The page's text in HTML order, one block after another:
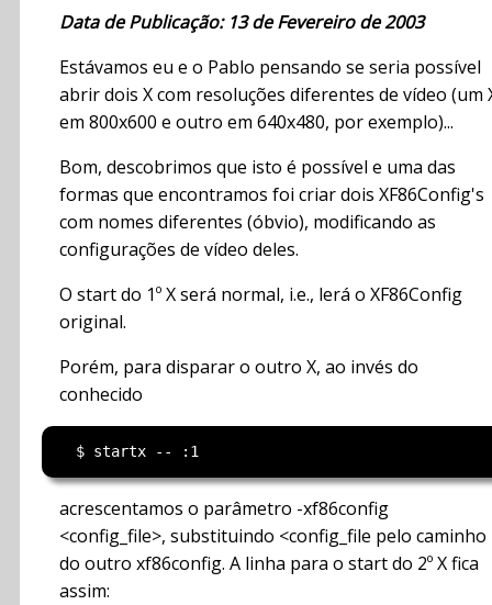
Data de Publicação: 13 de Fevereiro de 2003
Estávamos eu e o Pablo pensando se seria possível
abrir dois X com resoluções diferentes de vídeo (um
em 800x600 e outro em 640x480, por exemplo)...
Bom, descobrimos que isto é possível e uma das
formas que encontramos foi criar dois XF86Config's
com nomes diferentes (óbvio), modificando as
configurações de vídeo deles.
O start do 1º X será normal, i.e., lerá o XF86Config
original.
Porém, para disparar o outro X, ao invés do
conhecido
acrescentamos o parâmetro -xf86config
<config_file>, substituindo <config_file pelo caminho
do outro xf86config. A linha para o start do 2º X fica
assim: